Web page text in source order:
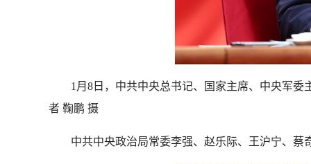
1月8日，中共中央总书记、国家主席、中央军
者 鞠鹏 摄
中共中央政治局常委李强、赵乐际、王沪宁、蔡